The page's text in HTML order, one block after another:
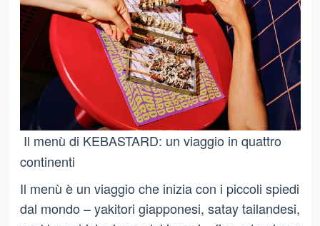
Il menù di KEBASTARD: un viaggio in quattro
continenti
Il menù è un viaggio che inizia con i piccoli spiedi
dal mondo – yakitori giapponesi, satay tailandesi,